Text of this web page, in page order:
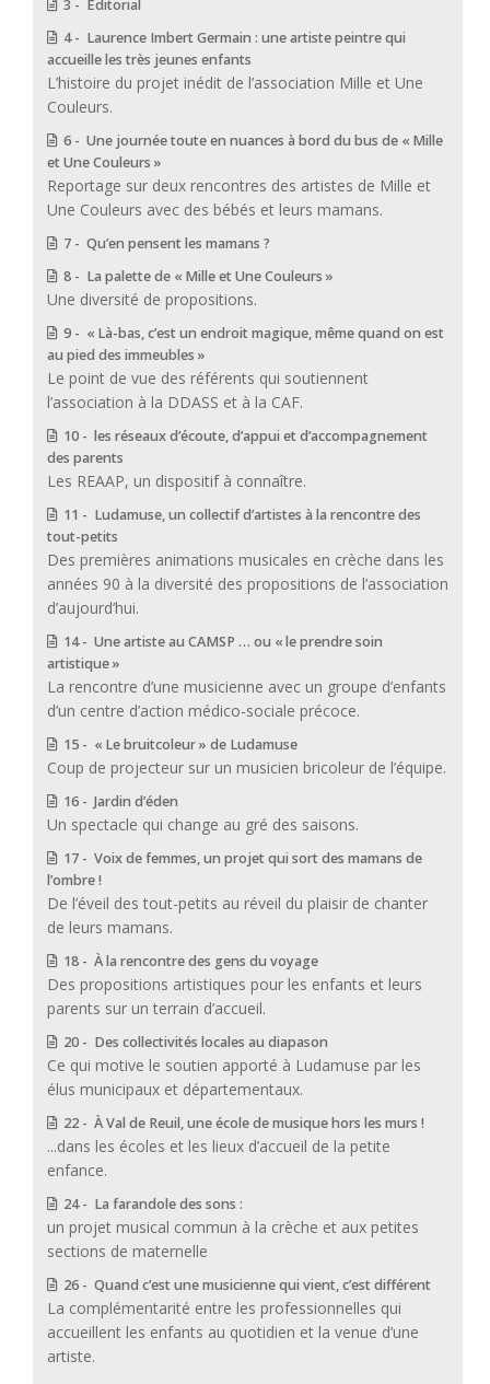
3 - Éditorial
4 - Laurence Imbert Germain : une artiste peintre qui
accueille les très jeunes enfants
L’histoire du projet inédit de l’association Mille et Une
Couleurs.
6 - Une journée toute en nuances à bord du bus de « Mille
et Une Couleurs »
Reportage sur deux rencontres des artistes de Mille et
Une Couleurs avec des bébés et leurs mamans.
7 - Qu’en pensent les mamans ?
8 - La palette de « Mille et Une Couleurs »
Une diversité de propositions.
9 - « Là-bas, c’est un endroit magique, même quand on est
au pied des immeubles »
Le point de vue des référents qui soutiennent
l’association à la DDASS et à la CAF.
10 - les réseaux d’écoute, d’appui et d’accompagnement
des parents
Les REAAP, un dispositif à connaître.
11 - Ludamuse, un collectif d’artistes à la rencontre des
tout-petits
Des premières animations musicales en crèche dans les
années 90 à la diversité des propositions de l’association
d’aujourd’hui.
14 - Une artiste au CAMSP … ou « le prendre soin
artistique »
La rencontre d’une musicienne avec un groupe d’enfants
d’un centre d’action médico-sociale précoce.
15 - « Le bruitcoleur » de Ludamuse
Coup de projecteur sur un musicien bricoleur de l’équipe.
16 - Jardin d’éden
Un spectacle qui change au gré des saisons.
17 - Voix de femmes, un projet qui sort des mamans de
l’ombre !
De l’éveil des tout-petits au réveil du plaisir de chanter
de leurs mamans.
18 - À la rencontre des gens du voyage
Des propositions artistiques pour les enfants et leurs
parents sur un terrain d’accueil.
20 - Des collectivités locales au diapason
Ce qui motive le soutien apporté à Ludamuse par les
élus municipaux et départementaux.
22 - À Val de Reuil, une école de musique hors les murs !
...dans les écoles et les lieux d’accueil de la petite
enfance.
24 - La farandole des sons :
un projet musical commun à la crèche et aux petites
sections de maternelle
26 - Quand c’est une musicienne qui vient, c’est différent
La complémentarité entre les professionnelles qui
accueillent les enfants au quotidien et la venue d’une
artiste.